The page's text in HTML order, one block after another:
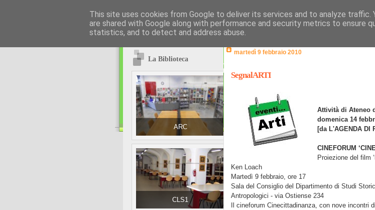
La Biblioteca
ARC
CLS1
martedì 9 febbraio 2010
SegnalARTI
Attività di Ateneo
domenica 14
[da L'AGENDA DI
CINEFORUM
Proiezione del film
Ken Loach
Martedì 9 febbraio, ore 17
Sala del Consiglio del Dipartimento di Studi
Antropologici - via Ostiense 234
Il cineforum Cinecittadinanza, con nove incontri
This site uses cookies from Google to deliver its services and to analyze traffic.
are shared with Google along with performance and security metrics to ensure
statistics, and to detect and address abuse.